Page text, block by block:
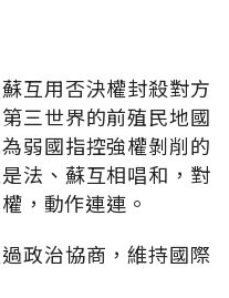
互用否決權封殺對方
三世界的前殖民地國
弱國指控強權剝削的
法、蘇互相唱和，對
，動作連連。
政治協商，維持國際